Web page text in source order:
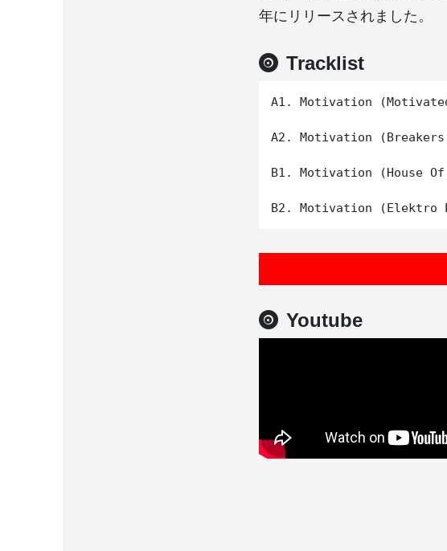
年にリリースされました。
Tracklist
A1. Motivation
A2. Motivation (Breakers
B1. Motivation (House Of
Youtube